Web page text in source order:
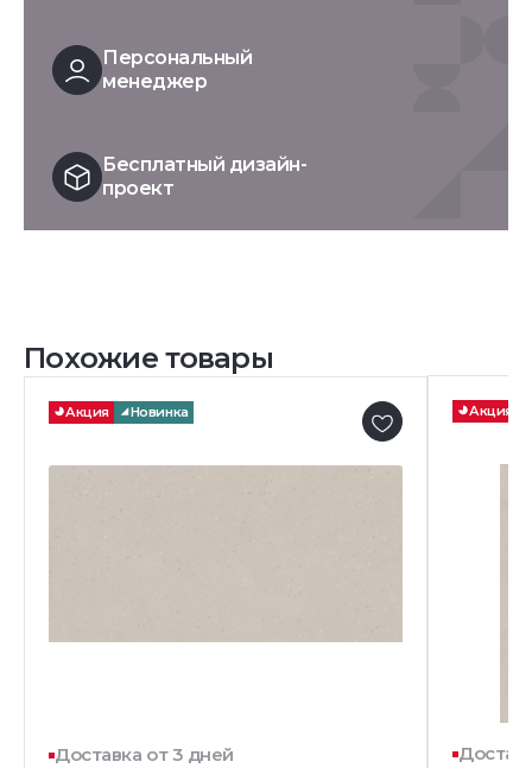
Персональный
менеджер
Бесплатный дизайн-
проект
Похожие товары
Акция Новинка
Доставка от 3 дней
Акция